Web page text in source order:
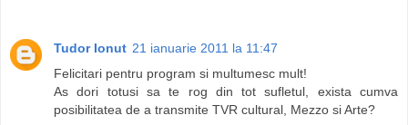
Tudor Ionut 21 ianuarie 2011 la 11:47
Felicitari pentru program si multumesc mult!
As dori totusi sa te rog din tot sufletul, exista cumva
posibilitatea de a transmite TVR cultural, Mezzo si Arte?